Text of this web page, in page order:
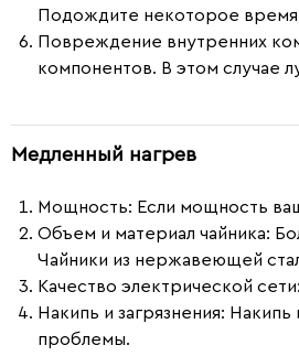
Подождите некоторое
Повреждение внутренних
компонентов. В этом случае
Медленный нагрев
Мощность: Если мощность
Объем и материал чайника:
Чайники из нержавеющей
Качество электрической сети
Накипь и загрязнения: Накипь
проблемы.